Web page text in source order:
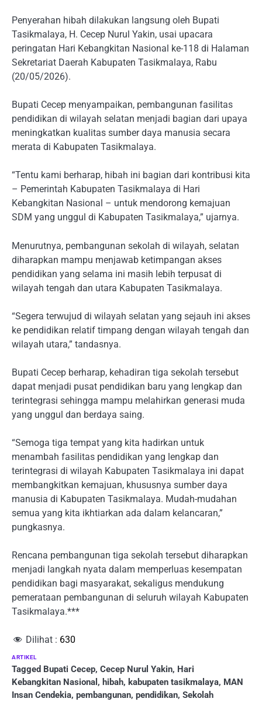
Penyerahan hibah dilakukan langsung oleh Bupati
Tasikmalaya, H. Cecep Nurul Yakin, usai upacara
peringatan Hari Kebangkitan Nasional ke-118 di Halaman
Sekretariat Daerah Kabupaten Tasikmalaya, Rabu
(20/05/2026).
Bupati Cecep menyampaikan, pembangunan fasilitas
pendidikan di wilayah selatan menjadi bagian dari upaya
meningkatkan kualitas sumber daya manusia secara
merata di Kabupaten Tasikmalaya.
“Tentu kami berharap, hibah ini bagian dari kontribusi kita
– Pemerintah Kabupaten Tasikmalaya di Hari
Kebangkitan Nasional – untuk mendorong kemajuan
SDM yang unggul di Kabupaten Tasikmalaya,” ujarnya.
Menurutnya, pembangunan sekolah di wilayah, selatan
diharapkan mampu menjawab ketimpangan akses
pendidikan yang selama ini masih lebih terpusat di
wilayah tengah dan utara Kabupaten Tasikmalaya.
“Segera terwujud di wilayah selatan yang sejauh ini akses
ke pendidikan relatif timpang dengan wilayah tengah dan
wilayah utara,” tandasnya.
Bupati Cecep berharap, kehadiran tiga sekolah tersebut
dapat menjadi pusat pendidikan baru yang lengkap dan
terintegrasi sehingga mampu melahirkan generasi muda
yang unggul dan berdaya saing.
“Semoga tiga tempat yang kita hadirkan untuk
menambah fasilitas pendidikan yang lengkap dan
terintegrasi di wilayah Kabupaten Tasikmalaya ini dapat
membangkitkan kemajuan, khususnya sumber daya
manusia di Kabupaten Tasikmalaya. Mudah-mudahan
semua yang kita ikhtiarkan ada dalam kelancaran,”
pungkasnya.
Rencana pembangunan tiga sekolah tersebut diharapkan
menjadi langkah nyata dalam memperluas kesempatan
pendidikan bagi masyarakat, sekaligus mendukung
pemerataan pembangunan di seluruh wilayah Kabupaten
Tasikmalaya.***
Dilihat : 630
ARTIKEL
Tagged Bupati Cecep, Cecep Nurul Yakin, Hari
Kebangkitan Nasional , hibah, kabupaten tasikmalaya, MAN
Insan Cendekia, pembangunan, pendidikan, Sekolah